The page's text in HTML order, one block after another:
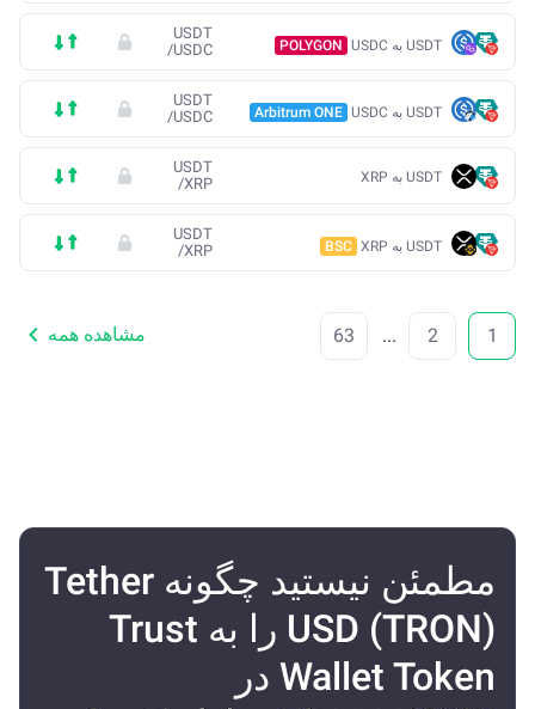
USDT به USDC POLYGON
USDT
/USDC
USDT به USDC Arbitrum ONE
USDT
/USDC
USDT به XRP
USDT
/XRP
USDT به XRP BSC
USDT
/XRP
1
2
...
63 مشاهده همه
مطمئن نیستید چگونه Tether
USD (TRON) را به Trust
Wallet Token در